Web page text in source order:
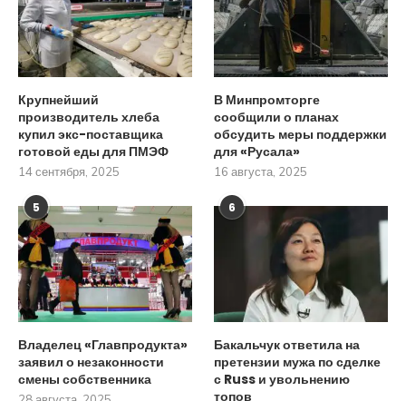
Крупнейший
производитель хлеба
купил экс-поставщика
готовой еды для ПМЭФ
14 сентября, 2025
В Минпромторге
сообщили о планах
обсудить меры поддержки
для «Русала»
16 августа, 2025
5
Владелец «Главпродукта»
заявил о незаконности
смены собственника
6
Бакальчук ответила на
претензии мужа по сделке
с Russ и увольнению
топов